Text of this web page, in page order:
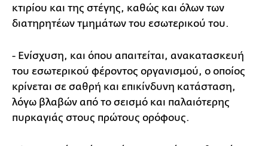
κτιρίου και της στέγης, καθώς και όλων των
διατηρητέων τμημάτων του εσωτερικού του.
- Ενίσχυση, και όπου απαιτείται, ανακατασκευή
του εσωτερικού φέροντος οργανισμού, ο οποίος
κρίνεται σε σαθρή και επικίνδυνη κατάσταση,
λόγω βλαβών από το σεισμό και παλαιότερης
πυρκαγιάς στους πρώτους ορόφους.